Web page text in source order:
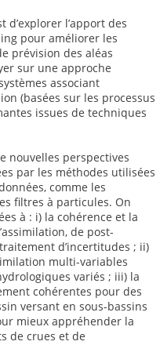
d’explorer l’apport des
pour améliorer les
prévision des aléas
sur une approche
associant
(basées sur les processus
issues de techniques
nouvelles perspectives
par les méthodes utilisées
comme les
filtres à particules. On
à : i) la cohérence et la
de post-
d’incertitudes ; ii)
multi-variables
variés ; iii) la
cohérentes pour des
versant en sous-bassins
mieux appréhender la
de crues et de